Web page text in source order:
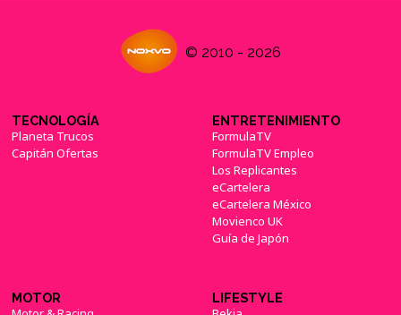
© 2010 - 2026
TECNOLOGÍA
Planeta Trucos
Capitán Ofertas
ENTRETENIMIENTO
FormulaTV
FormulaTV Empleo
Los Replicantes
eCartelera
eCartelera México
Movienco UK
Guía de Japón
MOTOR LIFESTYLE